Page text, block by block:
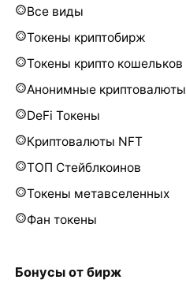
Все виды
Токены криптобирж
Токены крипто кошельков
Анонимные криптовалюты
DeFi Токены
Криптовалюты NFT
ТОП Стейблкоинов
Токены метавселенных
Фан токены
Бонусы от бирж